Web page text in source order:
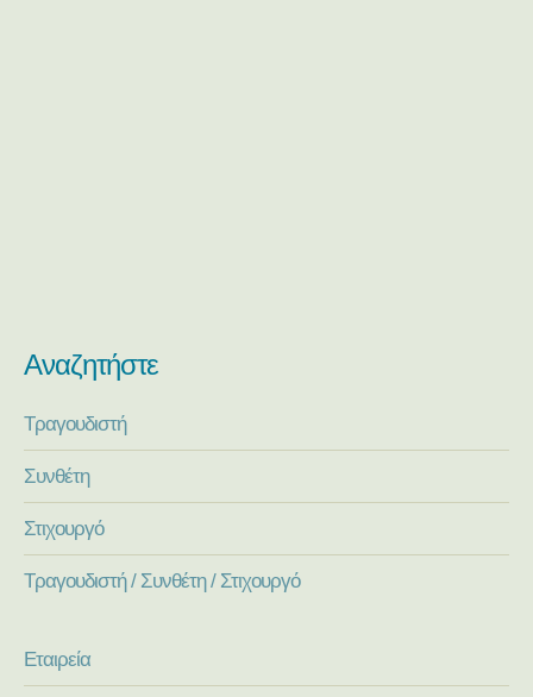
Αναζητήστε
Τραγουδιστή
Συνθέτη
Στιχουργό
Τραγουδιστή / Συνθέτη / Στιχουργό
Εταιρεία